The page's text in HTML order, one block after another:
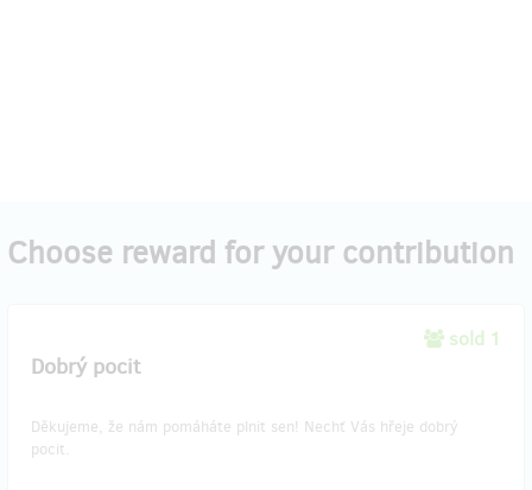
Choose reward for your contribution
sold 1
Dobrý pocit
Děkujeme, že nám pomáháte plnit sen! Nechť Vás hřeje dobrý
pocit.